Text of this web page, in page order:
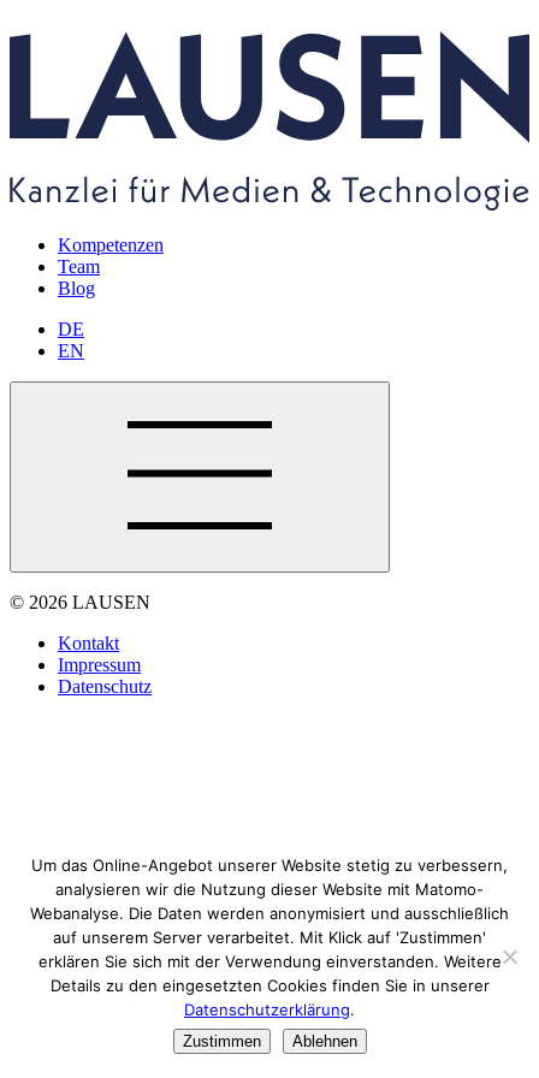
Kompetenzen
Team
Blog
DE
EN
© 2026 LAUSEN
Kontakt
Impressum
Datenschutz
Um das Online-Angebot unserer Website stetig zu verbessern,
analysieren wir die Nutzung dieser Website mit Matomo-
Webanalyse. Die Daten werden anonymisiert und ausschließlich
auf unserem Server verarbeitet. Mit Klick auf 'Zustimmen'
erklären Sie sich mit der Verwendung einverstanden. Weitere
Details zu den eingesetzten Cookies finden Sie in unserer
Datenschutzerklärung.
Zustimmen Ablehnen